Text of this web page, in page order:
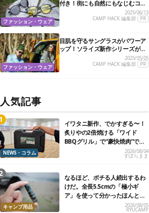
ファッション・ウェア
付き！街にも自然にもなじむコス
パ抜群の万能サングラスを見つけ
たぞ
2025/06/13
CAMP HACK 編集部
PR
ファッション・ウェア
目肌を守るサングラスがパワーア
ップ！ソライズ新作シリーズがさ
らに進化してタフになったぞ2025/05/05
CAMP HACK 編集部
PR
人気記事
NEWS・コラム
イワタニ新作、でかすぎる〜！
炙りやの2倍焼ける「ワイド
BBQグリル」で“豪快焼肉”でき
2026/08/04
ずぼらまま
キャンプ用品
なるほど、ポチる人続出するわ
けだ。全長5.5cmの「極小ギ
ア」を使って分かったほんとの
2026/08/05
RYUCAMP